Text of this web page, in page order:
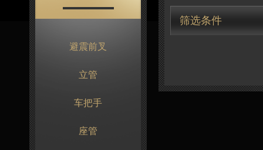
避震前叉
立管
车把手
座管
筛选条件